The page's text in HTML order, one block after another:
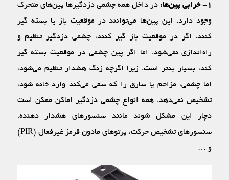
۱- خرابی پین‌ها:
در داخل همه چشمی دزدگیرها پین‌های متحرک
وجود دارد. این پین‌ها می‌توانند در موقعیت باز یا بسته گیر
کنند. اگر در موقعیت باز گیر کنند، چشمی دزدگیر تنظیم و
راه‌اندازی نمی‌شود. اما اگر پین چشمی در موقعیت بسته گیر
کند، بسیار بدتر است. زیرا اگرچه زنگ هشدار تنظیم می‌شود،
اما چشمی، مزاحم یا سارق را که سعی می‌کند وارد خانه شود،
تشخیص نمی‌دهد. همه انواع چشمی دزدگیر اماکن ممکن است
دچار این مشکل شوند مانند سنسورهای هشدار دهنده،
سنسورهای تشخیص حرکت، پرتوهای مادون قرمز غیرفعال (PIR)
و …